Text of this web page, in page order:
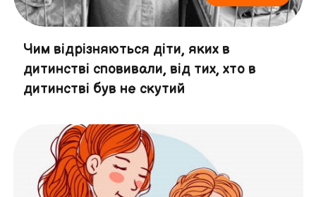
Чим відрізняються діти, яких в
дитинстві сповивали, від тих, хто в
дитинстві був не скутий